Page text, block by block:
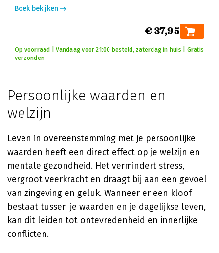
Boek bekijken
€ 37,95
Op voorraad | Vandaag voor 21:00 besteld, zaterdag in huis | Gratis
verzonden
Persoonlijke waarden en
welzijn
Leven in overeenstemming met je persoonlijke
waarden heeft een direct effect op je welzijn en
mentale gezondheid. Het vermindert stress,
vergroot veerkracht en draagt bij aan een gevoel
van zingeving en geluk. Wanneer er een kloof
bestaat tussen je waarden en je dagelijkse leven,
kan dit leiden tot ontevredenheid en innerlijke
conflicten.